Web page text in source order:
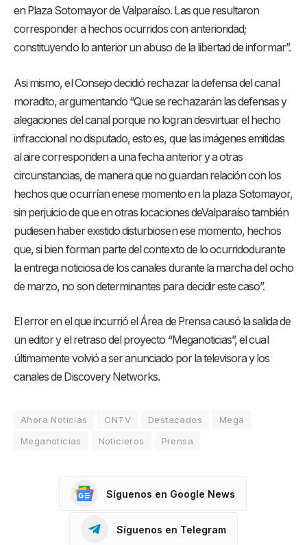
en Plaza Sotomayor de Valparaíso. Las que resultaron
corresponder a hechos ocurridos con anterioridad;
constituyendo lo anterior un abuso de la libertad de informar”.
Asi mismo, el Consejo decidió rechazar la defensa del canal
moradito, argumentando “Que se rechazarán las defensas y
alegaciones del canal porque no logran desvirtuar el hecho
infraccional no disputado, esto es, que las imágenes emitidas
al aire corresponden a una fecha anterior y a otras
circunstancias, de manera que no guardan relación con los
hechos que ocurrían enese momento en la plaza Sotomayor,
sin perjuicio de que en otras locaciones deValparaíso también
pudiesen haber existido disturbiosen ese momento, hechos
que, si bien forman parte del contexto de lo ocurridodurante
la entrega noticiosa de los canales durante la marcha del ocho
de marzo, no son determinantes para decidir este caso”.
El error en el que incurrió el Área de Prensa causó la salida de
un editor y el retraso del proyecto “Meganoticias”, el cual
últimamente volvió a ser anunciado por la televisora y los
canales de Discovery Networks.
Ahora Noticias CNTV Destacados
Mega
Meganoticias
Noticieros Prensa
Síguenos en Google News
Síguenos en Telegram